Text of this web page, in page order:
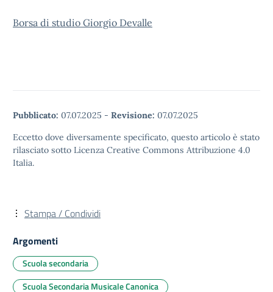
Borsa di studio Giorgio Devalle
Pubblicato: 07.07.2025 - Revisione: 07.07.2025
Eccetto dove diversamente specificato, questo articolo è stato
rilasciato sotto Licenza Creative Commons Attribuzione 4.0
Italia.
Stampa / Condividi
Argomenti
Scuola secondaria
Scuola Secondaria Musicale Canonica